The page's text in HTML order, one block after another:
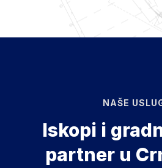
NAŠE
Iskopi i
partner u